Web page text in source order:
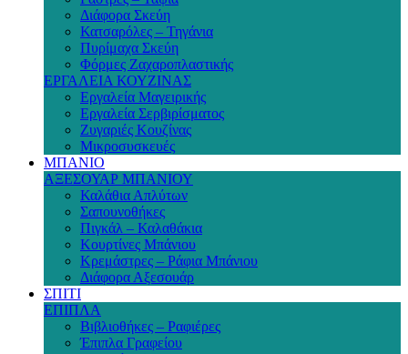
Διάφορα Σκεύη
Κατσαρόλες – Τηγάνια
Πυρίμαχα Σκεύη
Φόρμες Ζαχαροπλαστικής
ΕΡΓΑΛΕΙΑ ΚΟΥΖΙΝΑΣ
Εργαλεία Μαγειρικής
Εργαλεία Σερβιρίσματος
Ζυγαριές Κουζίνας
Μικροσυσκευές
ΜΠΑΝΙΟ
ΑΞΕΣΟΥΑΡ ΜΠΑΝΙΟΥ
Καλάθια Απλύτων
Σαπουνοθήκες
Πιγκάλ – Καλαθάκια
Κουρτίνες Μπάνιου
Κρεμάστρες – Ράφια Μπάνιου
Διάφορα Αξεσουάρ
ΣΠΙΤΙ
ΕΠΙΠΛΑ
Βιβλιοθήκες – Ραφιέρες
Έπιπλα Γραφείου